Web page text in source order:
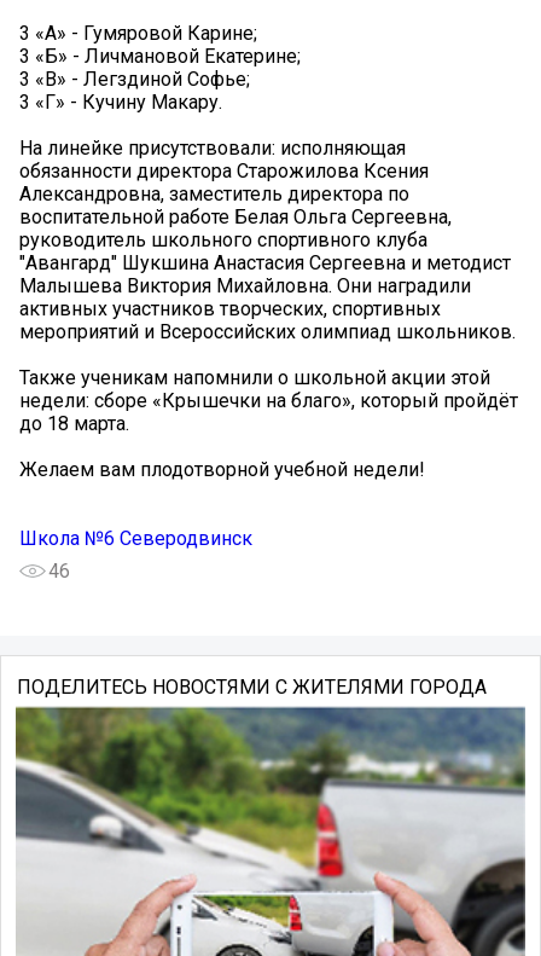
3 «А» - Гумяровой Карине;
3 «Б» - Личмановой Екатерине;
3 «В» - Легздиной Софье;
3 «Г» - Кучину Макару.
На линейке присутствовали: исполняющая
обязанности директора Старожилова Ксения
Александровна, заместитель директора по
воспитательной работе Белая Ольга Сергеевна,
руководитель школьного спортивного клуба
"Авангард" Шукшина Анастасия Сергеевна и методист
Малышева Виктория Михайловна. Они наградили
активных участников творческих, спортивных
мероприятий и Всероссийских олимпиад школьников.
Также ученикам напомнили о школьной акции этой
недели: сборе «Крышечки на благо», который пройдёт
до 18 марта.
Желаем вам плодотворной учебной недели!
Школа №6 Северодвинск
46
ПОДЕЛИТЕСЬ НОВОСТЯМИ С ЖИТЕЛЯМИ ГОРОДА